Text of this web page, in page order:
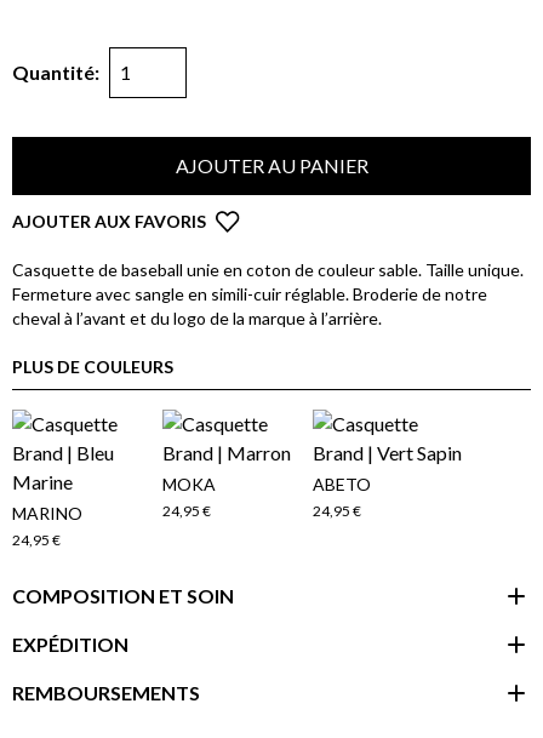
Quantité:
AJOUTER AU PANIER
AJOUTER AUX FAVORIS
Casquette de baseball unie en coton de couleur sable. Taille unique.
Fermeture avec sangle en simili-cuir réglable. Broderie de notre
cheval à l’avant et du logo de la marque à l’arrière.
PLUS DE COULEURS
MARINO
24,95 €
MOKA
24,95 €
ABETO
24,95 €
COMPOSITION ET SOIN
EXPÉDITION
REMBOURSEMENTS